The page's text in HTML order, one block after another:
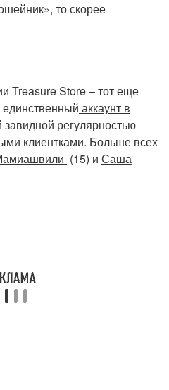
то скорее
Treasure Store – тот еще
единственный аккаунт в
завидной регулярностью
клиентками. Больше всех
(15) и Саша